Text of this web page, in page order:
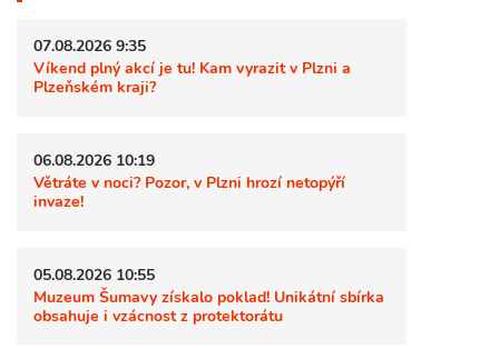
07.08.2026 9:35
Víkend plný akcí je tu! Kam vyrazit v Plzni a
Plzeňském kraji?
06.08.2026 10:19
Větráte v noci? Pozor, v Plzni hrozí netopýří
invaze!
05.08.2026 10:55
Muzeum Šumavy získalo poklad! Unikátní sbírka
obsahuje i vzácnost z protektorátu